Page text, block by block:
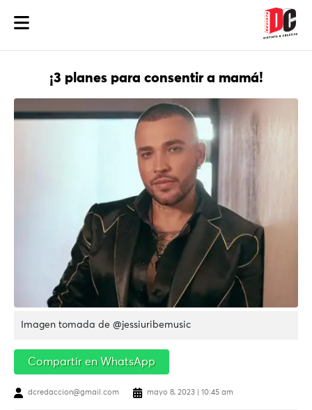
¡3 planes para consentir a mamá!
Imagen tomada de @jessiuribemusic
Compartir en WhatsApp
dcredaccion@gmail.com mayo 8, 2023 | 10:45 am